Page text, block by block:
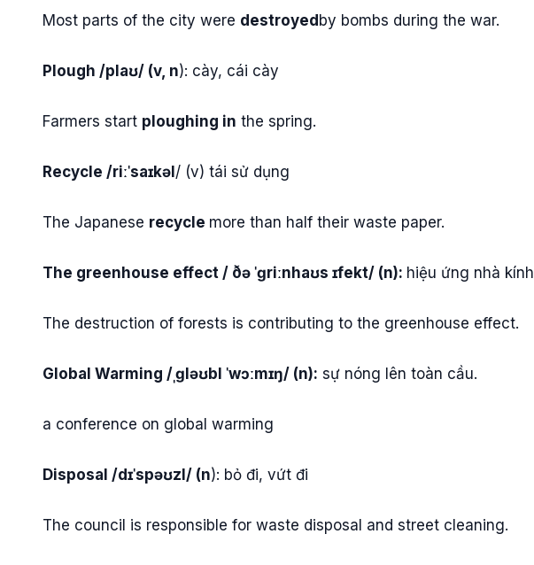
Most parts of the city were destroyed by bombs during the war.
Plough /plaʊ/ (v, n): cày, cái cày
Farmers start ploughing in the spring.
Recycle /riːˈsaɪkəl / (v) tái sử dụng
The Japanese recycle more than half their waste paper.
The greenhouse effect / ðə ˈɡriːnhaʊs ɪfekt/ (n): hiệu ứng nhà kính
The destruction of forests is contributing to the greenhouse effect.
Global Warming /ˌɡləʊbl ˈwɔːmɪŋ/ (n): sự nóng lên toàn cầu.
a conference on global warming
Disposal /dɪˈspəʊzl/ (n): bỏ đi, vứt đi
The council is responsible for waste disposal and street cleaning.